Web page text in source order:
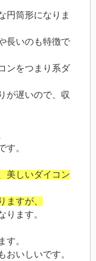
円筒形になりま
長いのも特徴で
ンをつまり系ダ
が遅いので、収
す。
美しいダイコン
ますが、
ります。
す。
おいしいです。